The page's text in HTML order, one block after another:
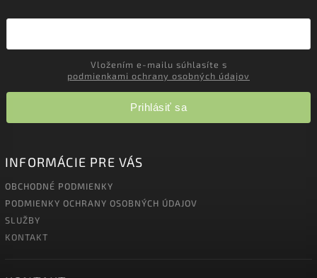
podmienkami ochrany osobných údajov
Prihlásiť sa
INFORMÁCIE PRE VÁS
OBCHODNÉ PODMIENKY
PODMIENKY OCHRANY OSOBNÝCH ÚDAJOV
SLUŽBY
KONTAKT